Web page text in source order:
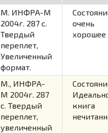
М. ИНФРА-М
2004г. 287 с.
Твердый
переплет,
Увеличенный
формат.
очень
хорошее
М., ИНФРА-
М 2004г. 287
с. Твердый
переплет,
увеличенный
книга